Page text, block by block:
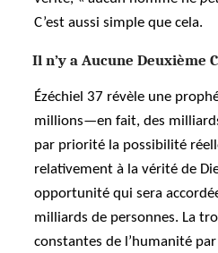
C’est aussi simple que cela.
Il n’y a Aucune Deuxième
Ézéchiel 37 révèle une
millions—en fait, des
par priorité la possibilité
relativement à la vérité de
opportunité qui sera
milliards de personnes. La
constantes de l’humanité